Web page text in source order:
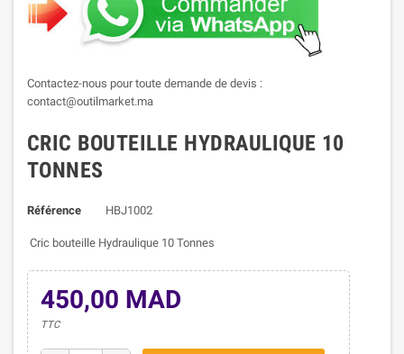
Contactez-nous pour toute demande de devis :
contact@outilmarket.ma
CRIC BOUTEILLE HYDRAULIQUE 10
TONNES
Référence HBJ1002
Cric bouteille Hydraulique 10 Tonnes
450,00 MAD
TTC